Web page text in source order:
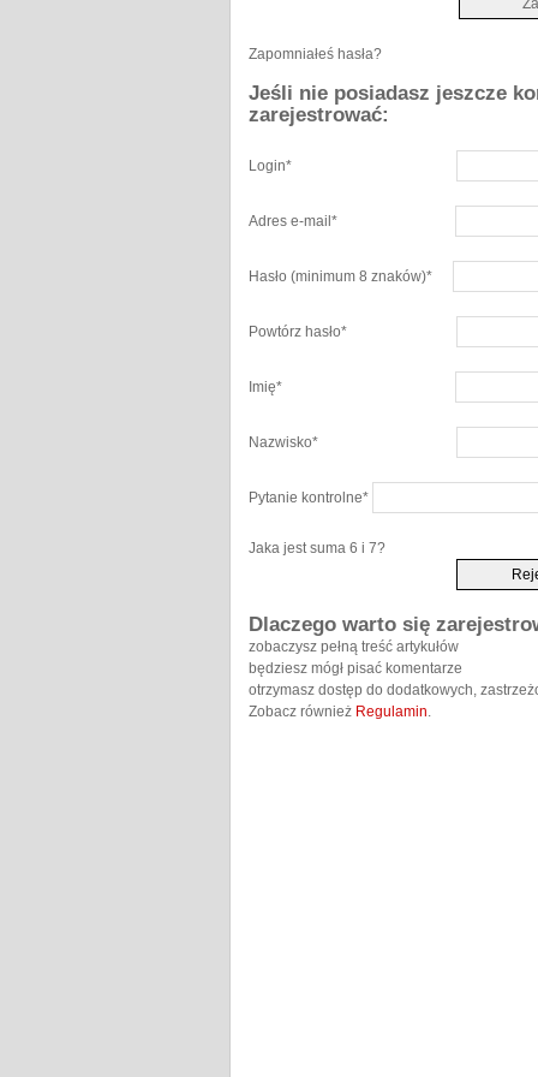
Zapomniałeś hasła?
Jeśli nie posiadasz jeszcze
zarejestrować:
Login*
Adres e-mail *
Hasło (minimum 8 znaków)*
Powtórz hasło*
Imię*
Nazwisko*
Pytanie kontrolne*
Jaka jest suma 6 i 7?
Dlaczego warto się
zobaczysz pełną treść artykułów
będziesz mógł pisać komentarze
otrzymasz dostęp do dodatkowych,
Zobacz również Regulamin.